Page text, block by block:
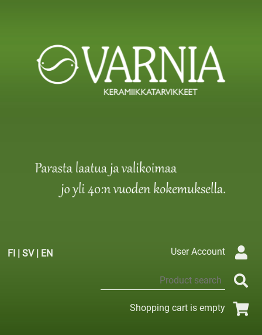
FI | SV| EN User Account
Shopping cart is empty